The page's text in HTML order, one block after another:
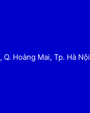
Hoàng Mai, Tp. Hà Nội